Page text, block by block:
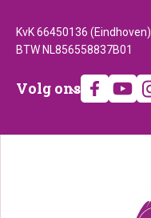
KvK 66450136 (Eindhoven)
BTW NL856558837B01
Volg
Volg ons